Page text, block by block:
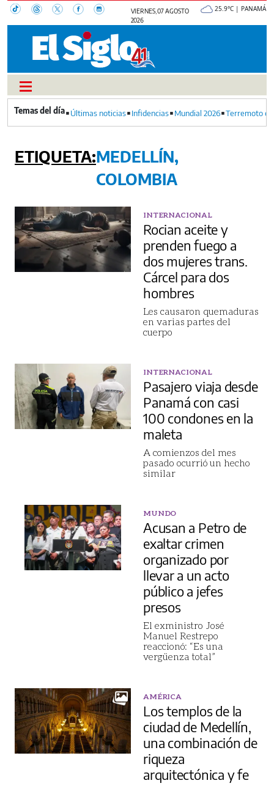
VIERNES, 07 AGOSTO
2026
25.9°C | PANAMÁ
Últimas noticias Infidencias Mundial 2026 Terremoto
MEDELLÍN,
COLOMBIA
INTERNACIONAL
Rocian aceite y
prenden fuego a
dos mujeres trans.
Cárcel para dos
hombres
Les causaron quemaduras
en varias partes del
cuerpo
INTERNACIONAL
Pasajero viaja desde
Panamá con casi
100 condones en la
maleta
A comienzos del mes
pasado ocurrió un hecho
similar
MUNDO
Acusan a Petro de
exaltar crimen
organizado por
llevar a un acto
público a jefes
presos
El exministro José
Manuel Restrepo
reaccionó: “Es una
vergüenza total”
AMÉRICA
Los templos de la
ciudad de Medellín,
una combinación de
riqueza
arquitectónica y fe